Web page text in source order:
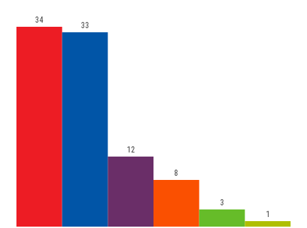
34
33
12
8
3
1